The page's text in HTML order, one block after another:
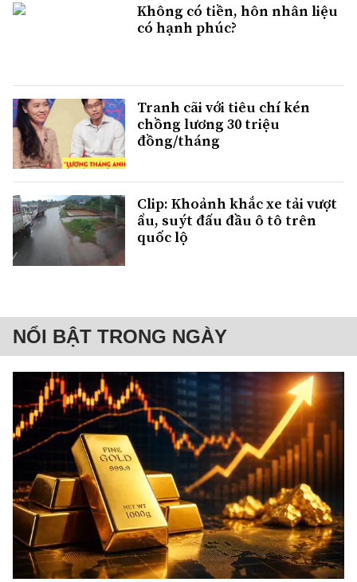
Không có tiền, hôn nhân liệu
có hạnh phúc?
Tranh cãi với tiêu chí kén
chồng lương 30 triệu
đồng/tháng
Clip: Khoảnh khắc xe tải vượt
ẩu, suýt đấu đầu ô tô trên
quốc lộ
NỔI BẬT TRONG NGÀY